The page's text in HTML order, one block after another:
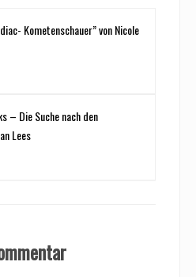
Kometenschauer” von Nicole
– Die Suche nach den
Lees